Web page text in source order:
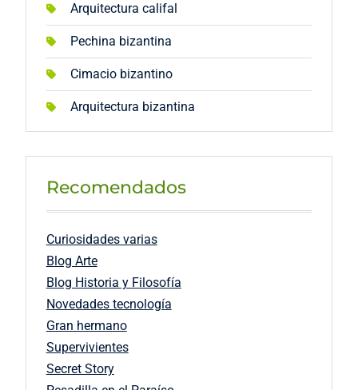
Arquitectura califal
Pechina bizantina
Cimacio bizantino
Arquitectura bizantina
Recomendados
Curiosidades varias
Blog Arte
Blog Historia y Filosofía
Novedades tecnología
Gran hermano
Supervivientes
Secret Story